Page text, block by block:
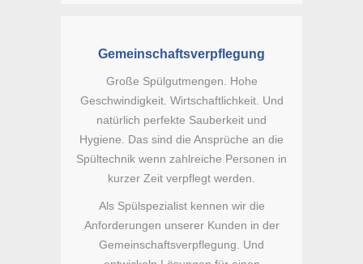
Gemeinschaftsverpflegung
Große Spülgutmengen. Hohe
Geschwindigkeit. Wirtschaftlichkeit. Und
natürlich perfekte Sauberkeit und
Hygiene. Das sind die Ansprüche an die
Spültechnik wenn zahlreiche Personen in
kurzer Zeit verpflegt werden.
Als Spülspezialist kennen wir die
Anforderungen unserer Kunden in der
Gemeinschaftsverpflegung. Und